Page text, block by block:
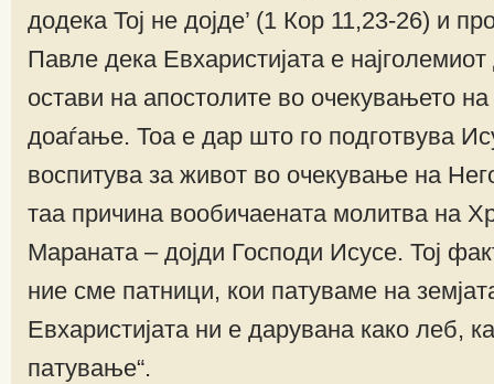
додека Тој не дојде’ (1 Кор 11,23-26) и
Павле дека Евхаристијата е
остави на апостолите во очекувањето
доаѓање. Тоа е дар што го подготвува
воспитува за живот во очекување на
таа причина вообичаената молитва на
Мараната – дојди Господи Исусе. Тој
ние сме патници, кои патуваме на
Евхаристијата ни е дарувана како леб,
патување“.